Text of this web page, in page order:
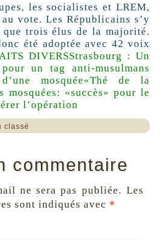
les socialistes et LREM,
vote. Les Républicains s’y
que trois élus de la majorité.
été adoptée avec 42 voix
DIVERSStrasbourg : Un
un tag anti-musulmans
mosquée«Thé de la
mosquées: «succès» pour le
l’opération
classé
commentaire
ne sera pas publiée. Les
sont indiqués avec *